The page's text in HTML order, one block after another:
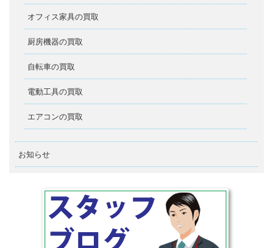
オフィス家具の買取
厨房機器の買取
自転車の買取
電動工具の買取
エアコンの買取
お知らせ